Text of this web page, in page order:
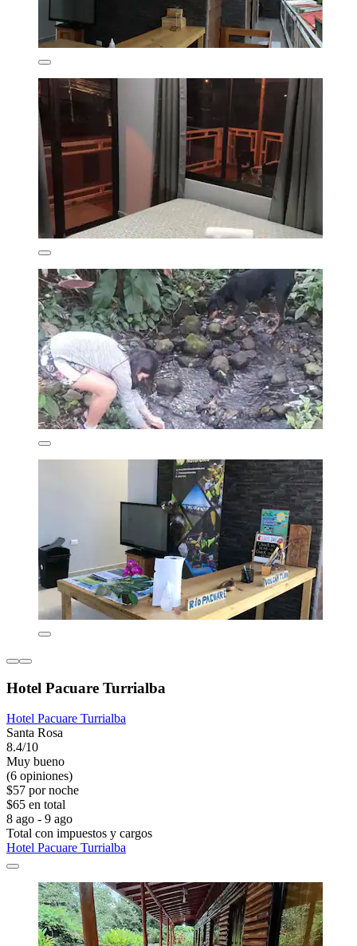
Hotel Pacuare Turrialba
Hotel Pacuare Turrialba
Santa Rosa
8.4/10
Muy bueno
(6 opiniones)
$57 por noche
$65 en total
8 ago - 9 ago
Total con impuestos y cargos
Hotel Pacuare Turrialba